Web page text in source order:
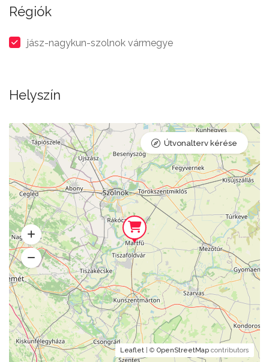
Régiók
jász-nagykun-szolnok vármegye
Helyszín
Leaflet | © OpenStreetMap contributors
Útvonalterv kérése